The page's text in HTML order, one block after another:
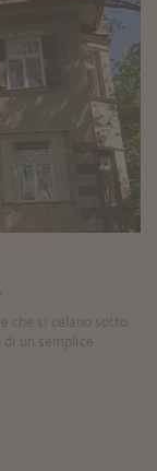
che si celano sotto
un semplice